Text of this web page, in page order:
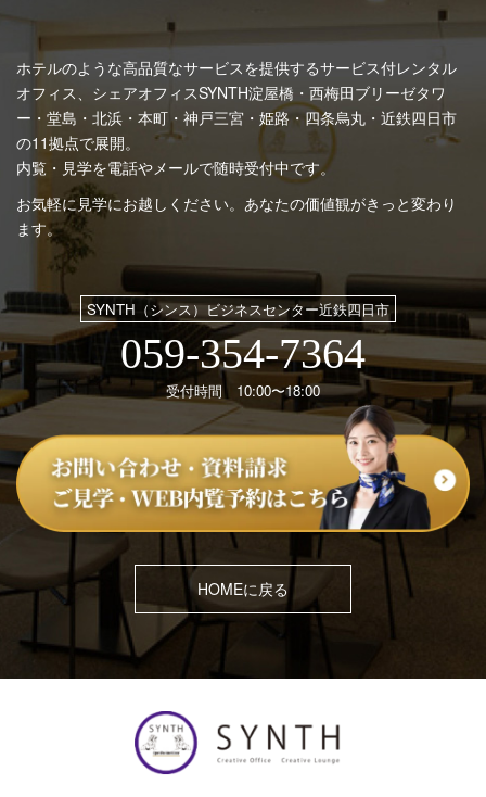
ホテルのような高品質なサービスを提供するサービス付レンタル
オフィス、シェアオフィスSYNTH淀屋橋・西梅田ブリーゼタワ
ー・堂島・北浜・本町・神戸三宮・姫路・四条烏丸・近鉄四日市
の11拠点で展開。
内覧・見学を電話やメールで随時受付中です。
お気軽に見学にお越しください。あなたの価値観がきっと変わり
ます。
SYNTH（シンス）ビジネスセンター近鉄四日市
059-354-7364
受付時間 10:00〜18:00
HOMEに戻る